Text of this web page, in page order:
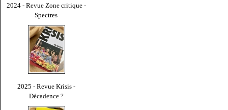
2024 - Revue Zone critique -
Spectres
2025 - Revue Krisis -
Décadence ?